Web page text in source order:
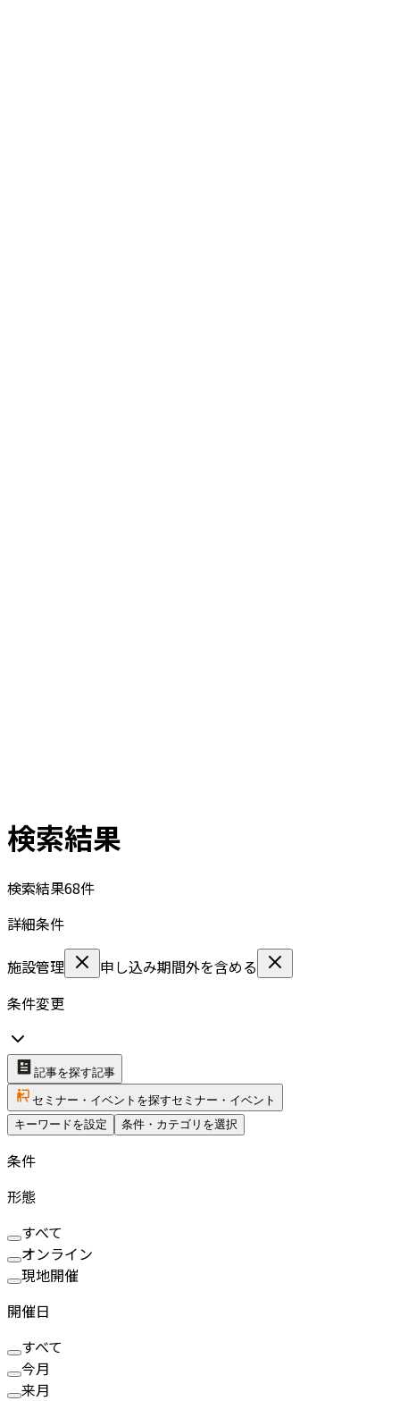
検索結果
検索結果68件
詳細条件
施設管理
申し込み期間外を含める
条件変更
記事を探す記事
セミナー・イベントを探すセミナー・イベント
キーワードを設定
条件・カテゴリを選択
条件
形態
すべて
オンライン
現地開催
開催日
すべて
今月
来月